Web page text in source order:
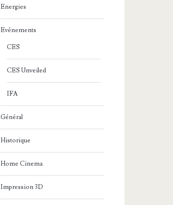
Energies
Evénements
CES
CES Unveiled
IFA
Général
Historique
Home Cinema
Impression 3D